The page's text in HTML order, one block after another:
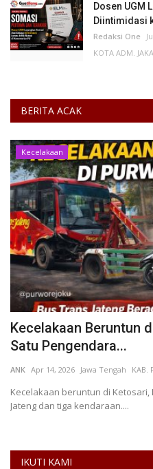
Dosen UGM
Diintimidasi
Redaksi One
KOTA ADM.
BERITA ACAK
Kecelakaan
Kecelakaan Beruntun
Satu Pengendara...
ANK Apr 14, 2026 Jawa Tengah KAB.
Kecelakaan beruntun di
Jateng dan tiga kendaraan....
IKUTI KAMI